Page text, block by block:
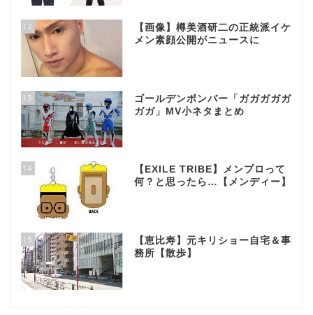
12
【画像】樽美酒研二の正統派イケ
メン素顔公開がニュースに
13
ゴールデンボンバー「ガガガガガ
ガガ」MV小ネタまとめ
14
【EXILE TRIBE】メンプロって
何？と思ったら…【メンディー】
15
【恵比寿】元キリショー自宅＆事
務所【散歩】